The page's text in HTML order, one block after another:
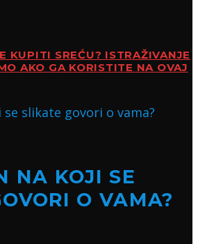
KUPITI SREĆU? ISTRAŽIVANJE
AKO GA KORISTITE NA OVAJ
NA KOJI SE
O VAMA?